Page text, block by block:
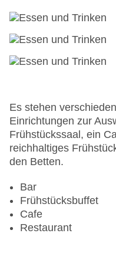
Lift
Anzahl der Aufzüge:
Zimmerservice:
Zahlungsarten:
Mastercard, Visa
Landeskategorie: 4
Es stehen
Einrichtungen zur
Frühstückssaal, ein
reichhaltiges
den Betten.
Bar
Frühstücksbuffet
Cafe
Restaurant